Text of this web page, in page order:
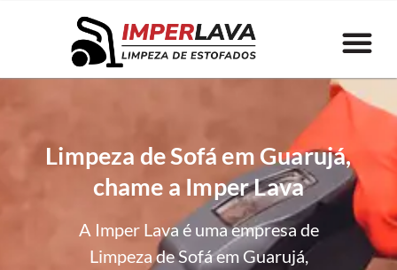
Limpeza de Sofá em Guarujá,
chame a Imper Lava
A Imper Lava é uma empresa de
Limpeza de Sofá em Guarujá,